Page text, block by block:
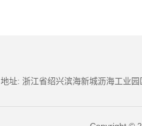
地址: 浙江省绍兴滨海新城沥海工